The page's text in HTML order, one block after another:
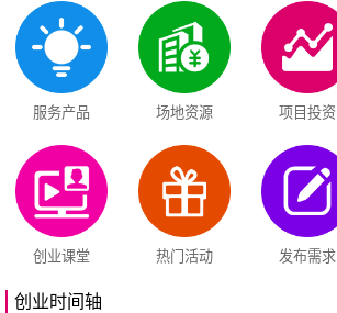
服务产品 场地资源 项目投资
创业课堂 热门活动 发布需求
创业时间轴